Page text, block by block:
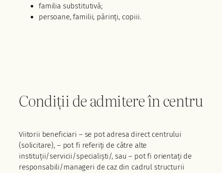
familia substitutivă;
persoane, familii, părinți, copiii.
Condiții de admitere în centru
Viitorii beneficiari – se pot adresa direct centrului
(solicitare), – pot fi referiți de către alte
instituţii/servicii/specialişti/, sau – pot fi orientați de
responsabili/manageri de caz din cadrul structurii